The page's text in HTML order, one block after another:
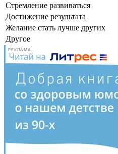
Стремление развиваться
Достижение результата
Желание стать лучше других
Другое
РЕКЛАМА